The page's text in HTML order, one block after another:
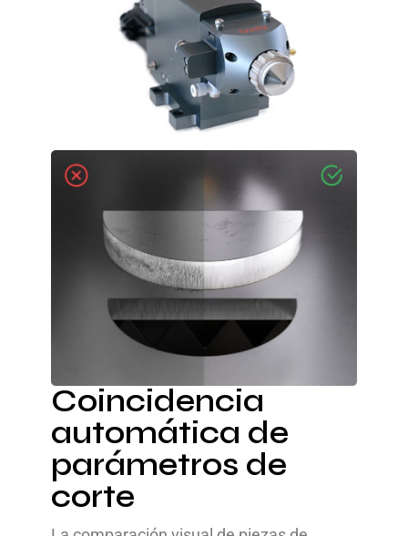
Coincidencia
automática de
parámetros de
corte